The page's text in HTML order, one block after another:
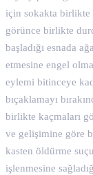
için sokakta birlikte
görünce birlikte
başladığı esnada
etmesine engel
eylemi bitinceye
bıçaklamayı
birlikte kaçmaları
ve gelişimine göre
kasten öldürme
işlenmesine